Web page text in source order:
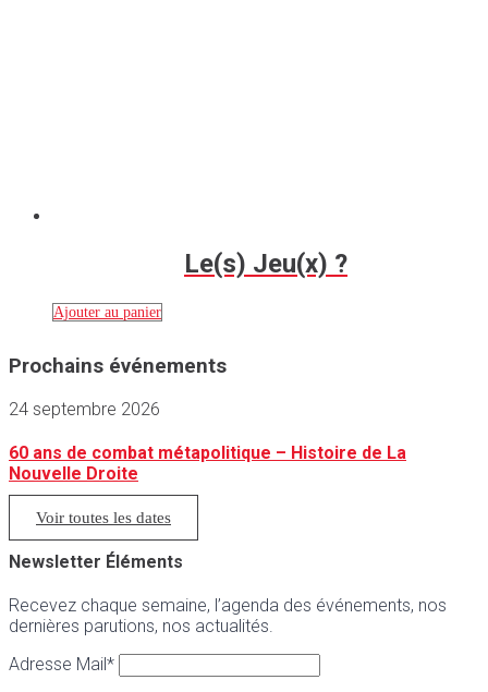
Le(s) Jeu(x) ?
Ajouter au panier
Prochains événements
24 septembre 2026
60 ans de combat métapolitique – Histoire de La
Nouvelle Droite
Voir toutes les dates
Newsletter Éléments
Recevez chaque semaine, l’agenda des événements, nos
dernières parutions, nos actualités.
Adresse Mail*